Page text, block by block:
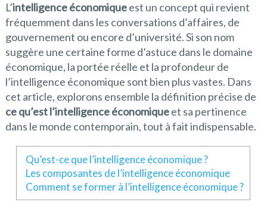
L’intelligence économiqueest un concept qui revient
fréquemment dans les conversations d’affaires, de
gouvernement ou encore d’université. Si son nom
suggère une certaine forme d’astuce dans le domaine
économique, la portée réelle et la profondeur de
l’intelligence économique sont bien plus vastes. Dans
cet article, explorons ensemble la définition précise de
ce qu’est l’intelligence économiqueet sa pertinence
dans le monde contemporain, tout à fait indispensable.
Qu’est-ce que l’intelligence économique ?
Les composantes de l’intelligence économique
Comment se former à l’intelligence économique ?